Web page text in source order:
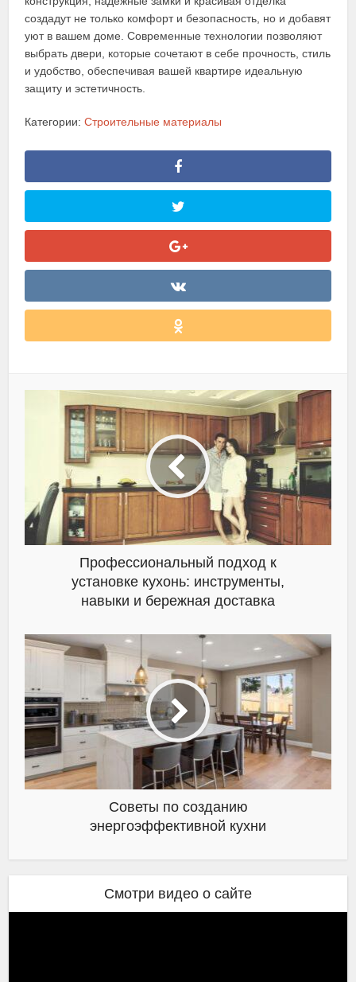
создадут не только комфорт и безопасность, но и добавят
уют в вашем доме. Современные технологии позволяют
выбрать двери, которые сочетают в себе прочность, стиль
и удобство, обеспечивая вашей квартире идеальную
защиту и эстетичность.
Категории:Строительные материалы
Профессиональный подход к
установке кухонь: инструменты,
навыки и бережная доставка
Советы по созданию
энергоэффективной кухни
Смотри видео о сайте